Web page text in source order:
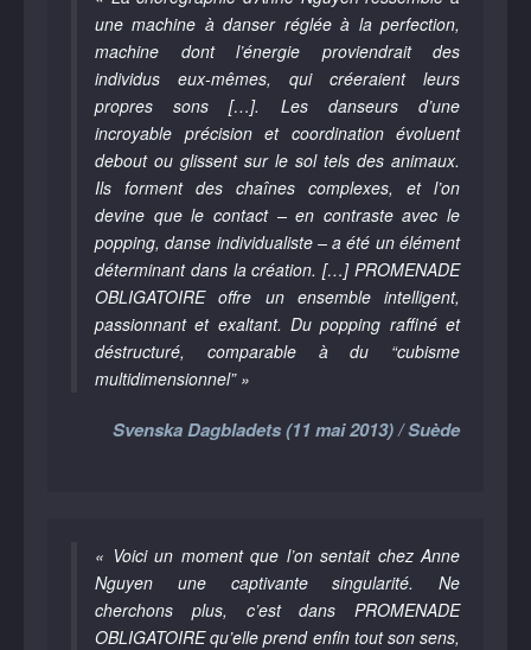
une machine à danser réglée à la perfection,
machine dont l’énergie proviendrait des
individus eux-mêmes, qui créeraient leurs
propres sons […]. Les danseurs d’une
incroyable précision et coordination évoluent
debout ou glissent sur le sol tels des animaux.
Ils forment des chaînes complexes, et l’on
devine que le contact – en contraste avec le
popping, danse individualiste – a été un élément
déterminant dans la création. […] PROMENADE
OBLIGATOIRE offre un ensemble intelligent,
passionnant et exaltant. Du popping raffiné et
déstructuré, comparable à du “cubisme
multidimensionnel” »
Svenska Dagbladets (11 mai 2013) / Suède
« Voici un moment que l’on sentait chez Anne
Nguyen une captivante singularité. Ne
cherchons plus, c’est dans PROMENADE
OBLIGATOIRE qu’elle prend enfin tout son sens,